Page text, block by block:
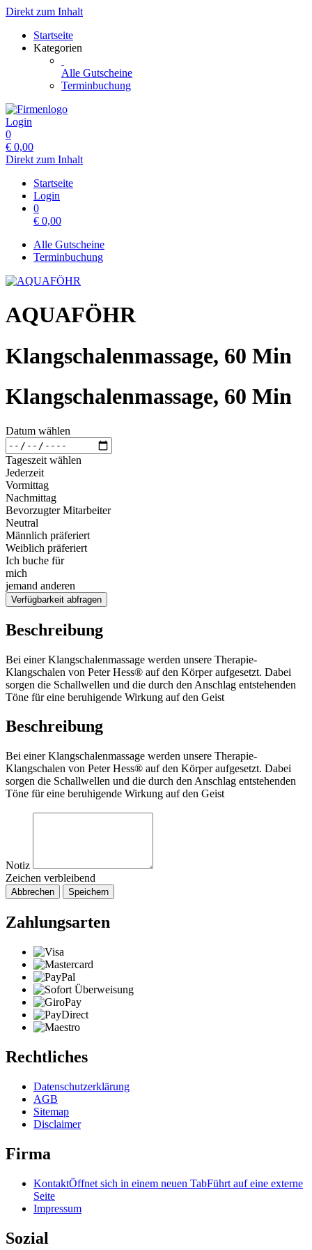
Direkt zum Inhalt
Startseite
Kategorien
Alle Gutscheine
Terminbuchung
Login
0
€ 0,00
Direkt zum Inhalt
Startseite
Login
0
€ 0,00
Alle Gutscheine
Terminbuchung
AQUAFÖHR
Klangschalenmassage, 60 Min
Klangschalenmassage, 60 Min
Datum wählen
Tageszeit wählen
Jederzeit
Vormittag
Nachmittag
Bevorzugter Mitarbeiter
Neutral
Männlich präferiert
Weiblich präferiert
Ich buche für
mich
jemand anderen
Verfügbarkeit abfragen
Beschreibung
Bei einer Klangschalenmassage werden unsere Therapie-
Klangschalen von Peter Hess® auf den Körper aufgesetzt. Dabei
sorgen die Schallwellen und die durch den Anschlag entstehenden
Töne für eine beruhigende Wirkung auf den Geist
Beschreibung
Bei einer Klangschalenmassage werden unsere Therapie-
Klangschalen von Peter Hess® auf den Körper aufgesetzt. Dabei
sorgen die Schallwellen und die durch den Anschlag entstehenden
Töne für eine beruhigende Wirkung auf den Geist
Notiz
Zeichen verbleibend
Abbrechen Speichern
Zahlungsarten
Rechtliches
Datenschutzerklärung
AGB
Sitemap
Disclaimer
Firma
KontaktÖffnet sich in einem neuen TabFührt auf eine externe
Seite
Impressum
Sozial